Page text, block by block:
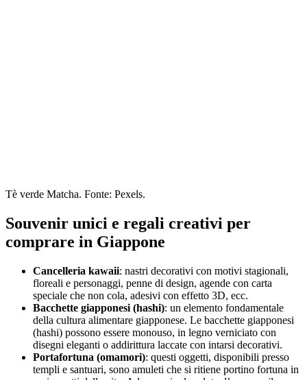
Tè verde Matcha. Fonte: Pexels.
Souvenir unici e regali creativi per
comprare in Giappone
Cancelleria kawaii: nastri decorativi con motivi stagionali,
floreali e personaggi, penne di design, agende con carta
speciale che non cola, adesivi con effetto 3D, ecc.
Bacchette giapponesi (hashi): un elemento fondamentale
della cultura alimentare giapponese. Le bacchette giapponesi
(hashi) possono essere monouso, in legno verniciato con
disegni eleganti o addirittura laccate con intarsi decorativi.
Portafortuna (omamori): questi oggetti, disponibili presso
templi e santuari, sono amuleti che si ritiene portino fortuna in